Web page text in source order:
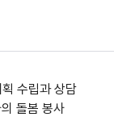
수립과 상담
돌봄 봉사